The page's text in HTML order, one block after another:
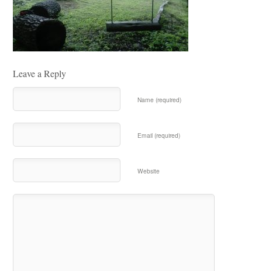
Leave a Reply
Name (required)
Email (required)
Website